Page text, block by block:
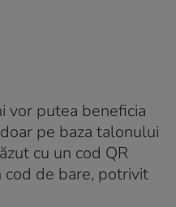
vor putea beneficia
pe baza talonului
cu un cod QR
cod de bare, potrivit